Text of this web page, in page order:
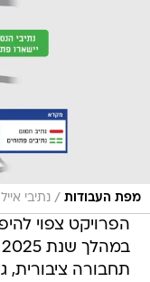
מפת העבודות / נתיבי איילון
הפרויקט צפוי
תחבורה ציבורית,